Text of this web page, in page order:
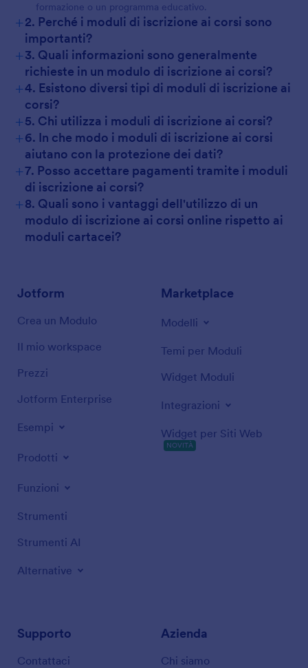
formazione o un programma educativo.
+2. Perché i moduli di iscrizione ai corsi sono
importanti?
+3. Quali informazioni sono generalmente
richieste in un modulo di iscrizione ai corsi?
+4. Esistono diversi tipi di moduli di iscrizione ai
corsi?
+5. Chi utilizza i moduli di iscrizione ai corsi?
+6. In che modo i moduli di iscrizione ai corsi
aiutano con la protezione dei dati?
+7. Posso accettare pagamenti tramite i moduli
di iscrizione ai corsi?
+8. Quali sono i vantaggi dell'utilizzo di un
modulo di iscrizione ai corsi online rispetto ai
moduli cartacei?
Jotform
Crea un Modulo
Il mio workspace
Prezzi
Jotform Enterprise
Esempi
Prodotti
Funzioni
Strumenti
Strumenti AI
Alternative
Marketplace
Modelli
Temi per Moduli
Widget Moduli
Integrazioni
Widget per Siti Web
NOVITÀ
Supporto
Contattaci
Azienda
Chi siamo